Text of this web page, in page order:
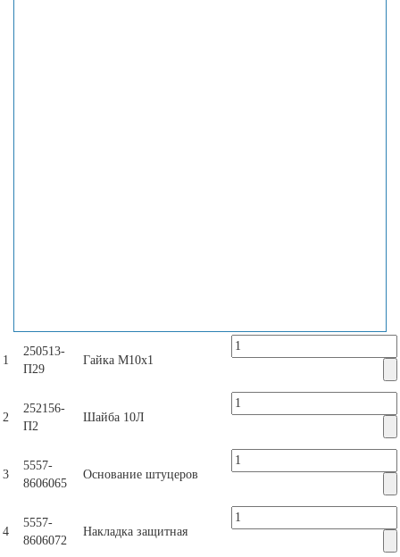
1
250513-
П29
Гайка М10х1
2
252156-
П2
Шайба 10Л
3
5557-
8606065
Основание штуцеров
4
5557-
8606072
Накладка защитная